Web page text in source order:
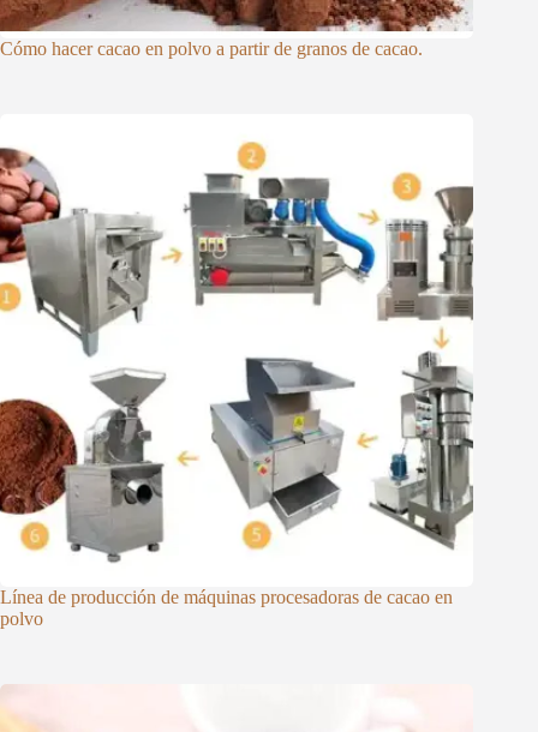
Cómo hacer cacao en polvo a partir de granos de cacao.
Línea de producción de máquinas procesadoras de cacao en
polvo